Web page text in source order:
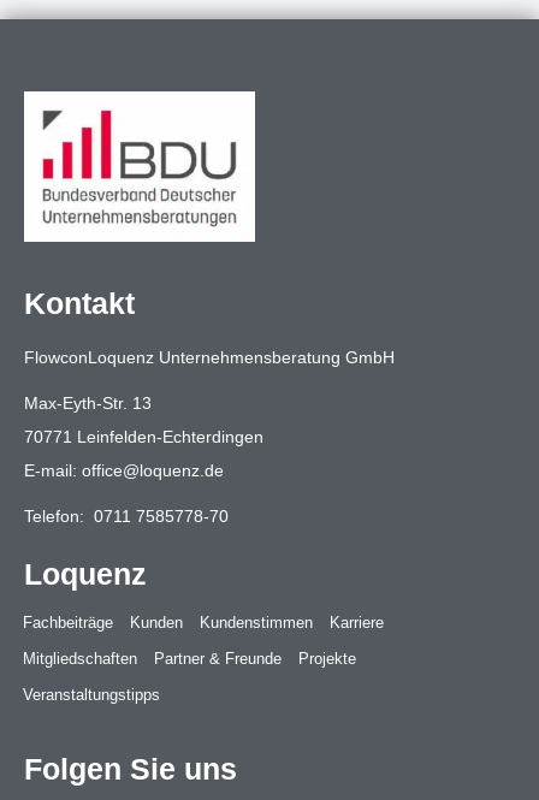
Kontakt
FlowconLoquenz Unternehmensberatung GmbH
Max-Eyth-Str. 13
70771 Leinfelden-Echterdingen
E-mail: office@loquenz.de
Telefon: 0711 7585778-70
Loquenz
Fachbeiträge Kunden Kundenstimmen
Karriere
Mitgliedschaften
Partner & Freunde
Projekte
Veranstaltungstipps
Folgen Sie uns